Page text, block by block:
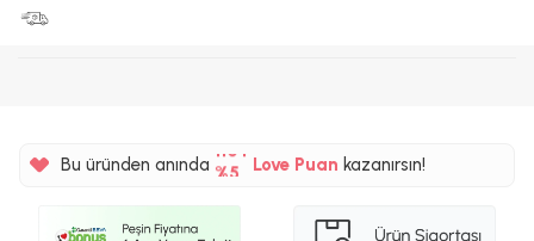
Bu üründen anında %5 Love Puankazanırsın!